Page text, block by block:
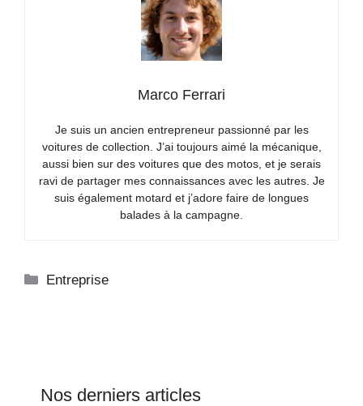
Marco Ferrari
Je suis un ancien entrepreneur passionné par les
voitures de collection. J’ai toujours aimé la mécanique,
aussi bien sur des voitures que des motos, et je serais
ravi de partager mes connaissances avec les autres. Je
suis également motard et j’adore faire de longues
balades à la campagne.
Catégories
Entreprise
Nos derniers articles